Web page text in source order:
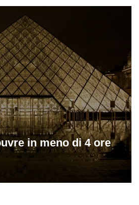
in meno di 4 ore